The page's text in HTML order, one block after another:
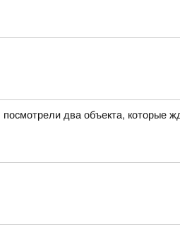
два объекта, которые